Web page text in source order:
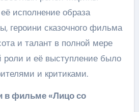
исполнение образа
героини сказочного фильма
и талант в полной мере
роли и её выступление было
и критиками.
в фильме «Лицо со